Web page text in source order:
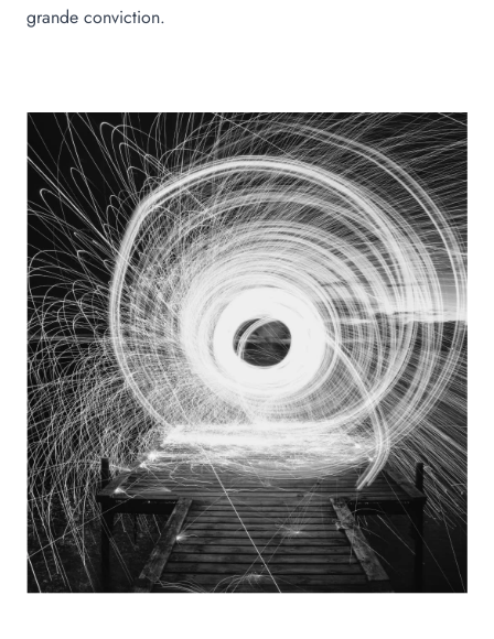
grande conviction.